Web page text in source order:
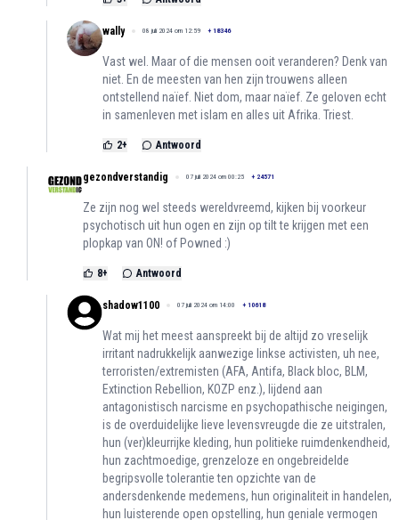
wally 08 juli 2024 om 12:59 + 18346
Vast wel. Maar of die mensen ooit veranderen? Denk van
niet. En de meesten van hen zijn trouwens alleen
ontstellend naïef. Niet dom, maar naïef. Ze geloven echt
in samenleven met islam en alles uit Afrika. Triest.
2+ Antwoord
gezondverstandig 07 juli 2024 om 00:25 + 24571
Ze zijn nog wel steeds wereldvreemd, kijken bij voorkeur
psychotisch uit hun ogen en zijn op tilt te krijgen met een
plopkap van ON! of Powned :)
8+ Antwoord
shadow1100 07 juli 2024 om 14:00 + 10618
Wat mij het meest aanspreekt bij de altijd zo vreselijk
irritant nadrukkelijk aanwezige linkse activisten, uh nee,
terroristen/extremisten (AFA, Antifa, Black bloc, BLM,
Extinction Rebellion, KOZP enz.), lijdend aan
antagonistisch narcisme en psychopathische neigingen,
is de overduidelijke lieve levensvreugde die ze uitstralen,
hun (ver)kleurrijke kleding, hun politieke ruimdenkendheid,
hun zachtmoedige, grenzeloze en ongebreidelde
begripsvolle tolerantie ten opzichte van de
andersdenkende medemens, hun originaliteit in handelen,
hun luisterende open opstelling, hun geniale vermogen